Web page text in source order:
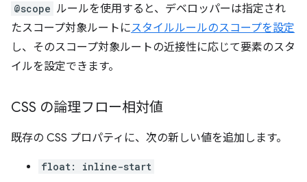
@scope ルールを使用すると、デベロッパーは指定され
たスコープ対象ルートにスタイルルールのスコープを設定
し、そのスコープ対象ルートの近接性に応じて要素のスタ
イルを設定できます。
CSS の論理フロー相対値
既存の CSS プロパティに、次の新しい値を追加します。
float: inline-start